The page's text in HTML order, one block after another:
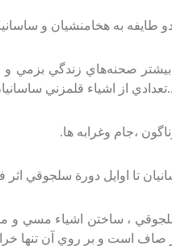
دو طايفه‌ به‌ هخامنشيان‌ و
بيشتر صحنه‌هاي‌ زندگي‌ بزمي‌ و
از اشياء قلمزني‌
،جام‌ وغرابه‌ ها.
تا اوايل‌ دورة‌ سلجوقي‌
، ساختن‌ اشياء مسي‌ و
است‌ و بر روي‌ آن‌ تنها خراش‌